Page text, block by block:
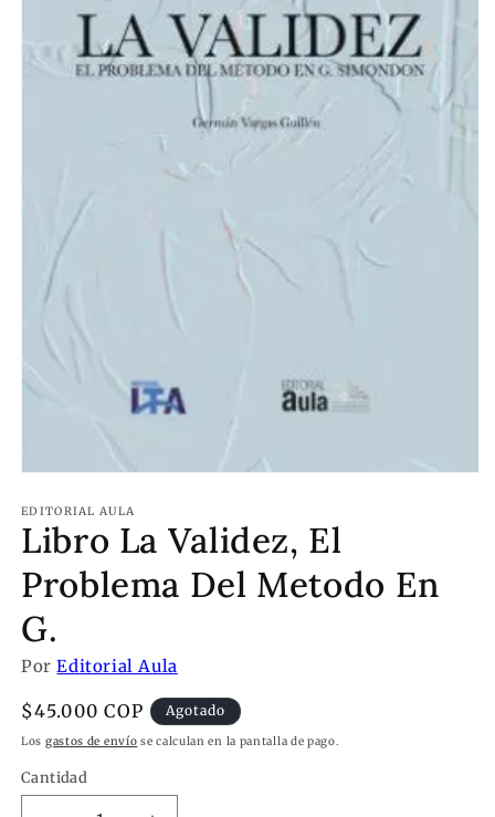
EDITORIAL AULA
Libro La Validez, El
Problema Del Metodo En
G.
PorEditorial Aula
Precio
habitual
$45.000 COP Agotado
Los gastos de envío se calculan en la pantalla de pago.
Cantidad